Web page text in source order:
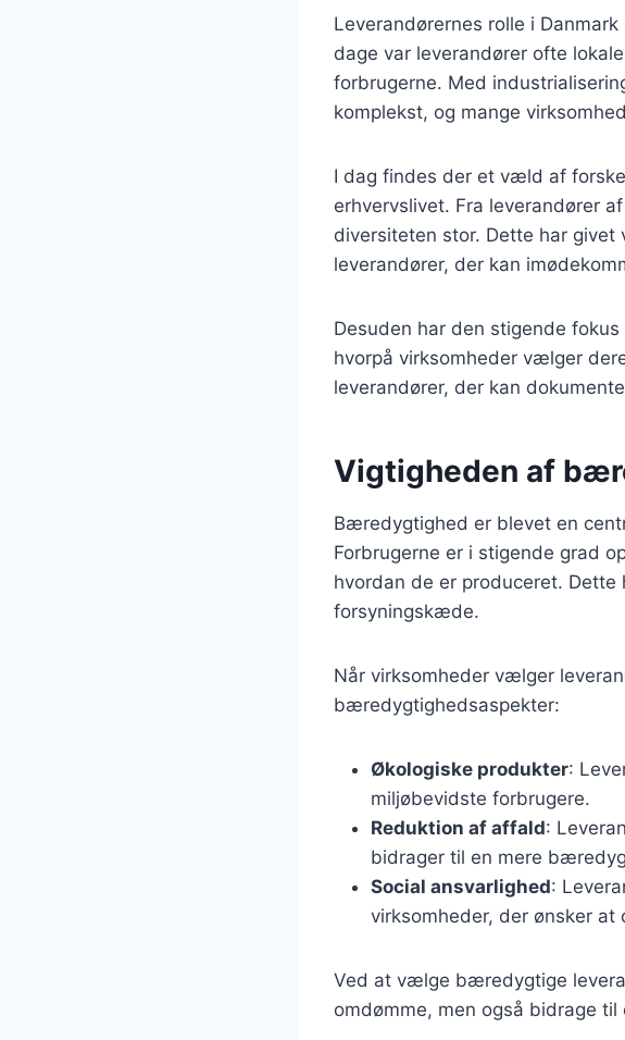
Leverandørernes rolle i
dage var leverandører ofte
forbrugerne. Med
komplekst, og mange
I dag findes der et væld af
erhvervslivet. Fra leverandører
diversiteten stor. Dette har
leverandører, der kan
Desuden har den stigende
hvorpå virksomheder vælger
leverandører, der kan
Vigtigheden af
Bæredygtighed er blevet en
Forbrugerne er i stigende grad
hvordan de er produceret.
forsyningskæde.
Når virksomheder vælger
bæredygtighedsaspekter:
Økologiske produkter:
miljøbevidste forbrugere.
Reduktion af affald:
bidrager til en mere
Social ansvarlighed:
virksomheder, der ønsker
Ved at vælge bæredygtige
omdømme, men også bidrage